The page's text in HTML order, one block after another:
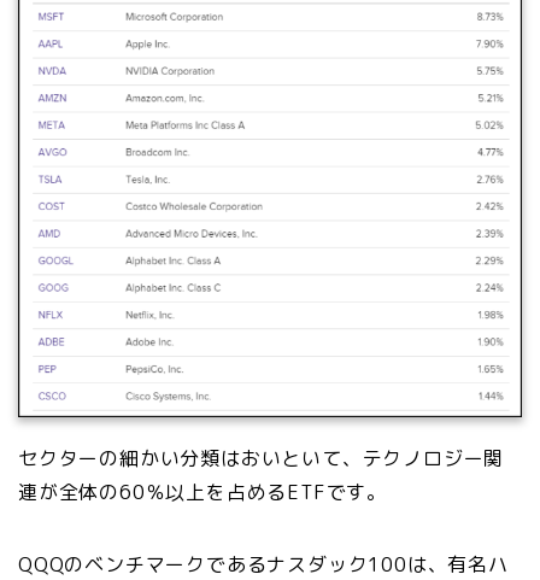
セクターの細かい分類はおいといて、テクノロジー関
連が全体の60％以上を占めるETFです。
QQQのベンチマークであるナスダック100は、有名ハ